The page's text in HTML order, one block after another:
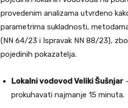
provedenim analizama utvrđeno
parametrima sukladnosti,
(NN 64/23 i Ispravak NN 88/23),
pojedinih pokazatelja.
Lokalni vodovod Veliki Šušnjar
prokuhavati najmanje 15 minuta.